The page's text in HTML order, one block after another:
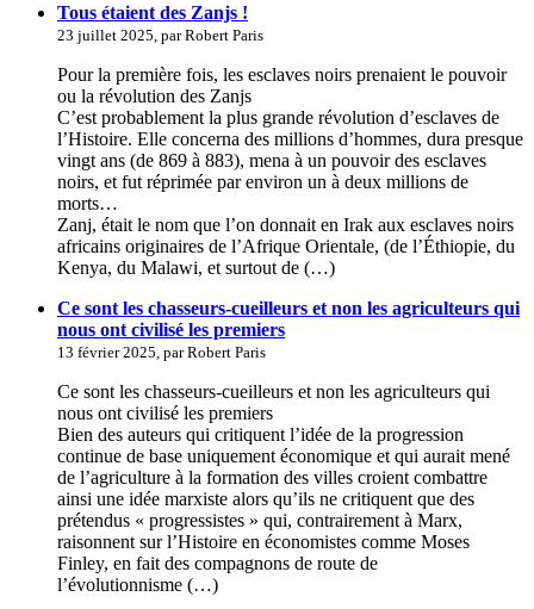
Tous étaient des Zanjs !
23 juillet 2025, par Robert Paris
Pour la première fois, les esclaves noirs prenaient le pouvoir
ou la révolution des Zanjs
C’est probablement la plus grande révolution d’esclaves de
l’Histoire. Elle concerna des millions d’hommes, dura presque
vingt ans (de 869 à 883), mena à un pouvoir des esclaves
noirs, et fut réprimée par environ un à deux millions de
morts…
Zanj, était le nom que l’on donnait en Irak aux esclaves noirs
africains originaires de l’Afrique Orientale, (de l’Éthiopie, du
Kenya, du Malawi, et surtout de (…)
Ce sont les chasseurs-cueilleurs et non les agriculteurs qui
nous ont civilisé les premiers
13 février 2025, par Robert Paris
Ce sont les chasseurs-cueilleurs et non les agriculteurs qui
nous ont civilisé les premiers
Bien des auteurs qui critiquent l’idée de la progression
continue de base uniquement économique et qui aurait mené
de l’agriculture à la formation des villes croient combattre
ainsi une idée marxiste alors qu’ils ne critiquent que des
prétendus « progressistes » qui, contrairement à Marx,
raisonnent sur l’Histoire en économistes comme Moses
Finley, en fait des compagnons de route de
l’évolutionnisme (…)